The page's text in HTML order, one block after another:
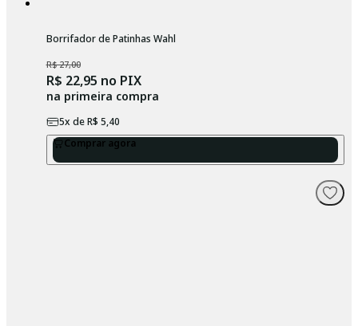
Borrifador de Patinhas Wahl
R$ 27,00
R$ 22,95 no PIX
na primeira compra
5x deR$ 5,40
Comprar agora